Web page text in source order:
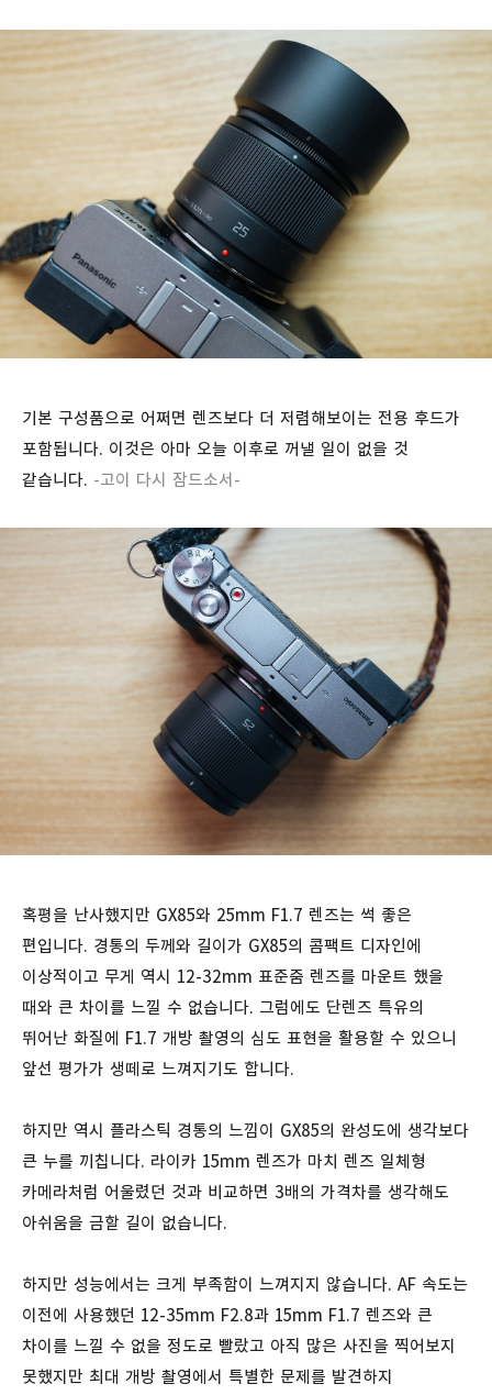
기본 구성품으로 어쩌면 렌즈보다 더 저렴해보이는 전용 후드가
포함됩니다. 이것은 아마 오늘 이후로 꺼낼 일이 없을 것
같습니다. -고이 다시 잠드소서-
혹평을 난사했지만 GX85와 25mm F1.7 렌즈는 썩 좋은
편입니다. 경통의 두께와 길이가 GX85의 콤팩트 디자인에
이상적이고 무게 역시 12-32mm 표준줌 렌즈를 마운트 했을
때와 큰 차이를 느낄 수 없습니다. 그럼에도 단렌즈 특유의
뛰어난 화질에 F1.7 개방 촬영의 심도 표현을 활용할 수 있으니
앞선 평가가 생떼로 느껴지기도 합니다.
하지만 역시 플라스틱 경통의 느낌이 GX85의 완성도에 생각보다
큰 누를 끼칩니다. 라이카 15mm 렌즈가 마치 렌즈 일체형
카메라처럼 어울렸던 것과 비교하면 3배의 가격차를 생각해도
아쉬움을 금할 길이 없습니다.
하지만 성능에서는 크게 부족함이 느껴지지 않습니다. AF 속도는
이전에 사용했던 12-35mm F2.8과 15mm F1.7 렌즈와 큰
차이를 느낄 수 없을 정도로 빨랐고 아직 많은 사진을 찍어보지
못했지만 최대 개방 촬영에서 특별한 문제를 발견하지